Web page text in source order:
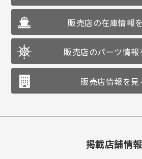
販売店の在庫情報
販売店のパーツ情報
販売店情報を見
掲載店舗情報